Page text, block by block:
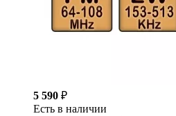
5 590 ₽
Есть в наличии